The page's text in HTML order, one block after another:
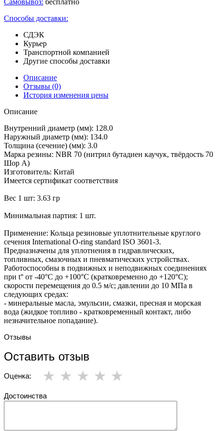
Способы доставки:
СДЭК
Курьер
Транспортной компанией
Другие способы доставки
Описание
Отзывы (0)
История изменения цены
Описание
Внутренний диаметр (мм): 128.0
Наружный диаметр (мм): 134.0
Толщина (сечение) (мм): 3.0
Марка резины: NBR 70 (нитрил бутадиен каучук, твёрдость 70
Шор А)
Изготовитель: Китай
Имеется сертификат соответствия
Вес 1 шт: 3.63 гр
Минимальная партия: 1 шт.
Применение: Кольца резиновые уплотнительные круглого
сечения International O-ring standard ISO 3601-3.
Предназначены для уплотнения в гидравлических,
топливных, смазочных и пневматических устройствах.
Работоспособны в подвижных и неподвижных соединениях
при t° от -40°С до +100°С (кратковременно до +120°С);
скорости перемещения до 0.5 м/с; давлении до 10 МПа в
следующих средах:
- минеральные масла, эмульсии, смазки, пресная и морская
вода (жидкое топливо - кратковременный контакт, либо
незначительное попадание).
Отзывы
Оставить отзыв
Оценка:
Достоинства